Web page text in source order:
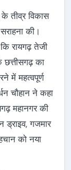
के तीव्र विकास
की।
रायगढ़ तेजी
का
में महत्वपूर्ण
चौहान ने कहा
महानगर की
ड्राइव, गजमार
को नया